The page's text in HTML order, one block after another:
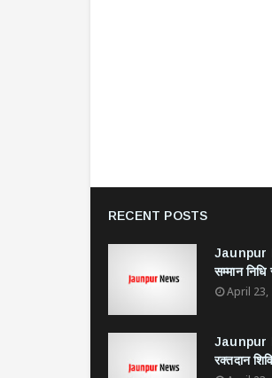
RECENT POSTS
Jaunpur
सम्मान निधि
April 23,
Jaunpur
रक्तदान